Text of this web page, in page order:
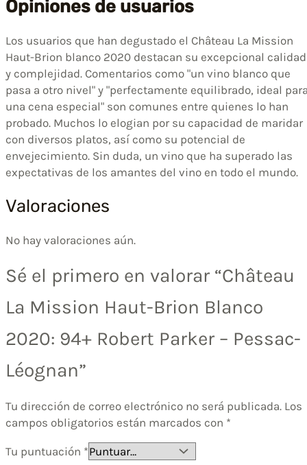
Opiniones de usuarios
Los usuarios que han degustado el Château La Mission
Haut-Brion blanco 2020 destacan su excepcional calidad
y complejidad. Comentarios como "un vino blanco que
pasa a otro nivel" y "perfectamente equilibrado, ideal
una cena especial" son comunes entre quienes lo han
probado. Muchos lo elogian por su capacidad de maridar
con diversos platos, así como su potencial de
envejecimiento. Sin duda, un vino que ha superado las
expectativas de los amantes del vino en todo el mundo.
Valoraciones
No hay valoraciones aún.
Sé el primero en valorar “Château
La Mission Haut-Brion Blanco
2020: 94+ Robert Parker – Pessac-
Léognan”
Tu dirección de correo electrónico no será publicada. Los
campos obligatorios están marcados con *
Tu puntuación *